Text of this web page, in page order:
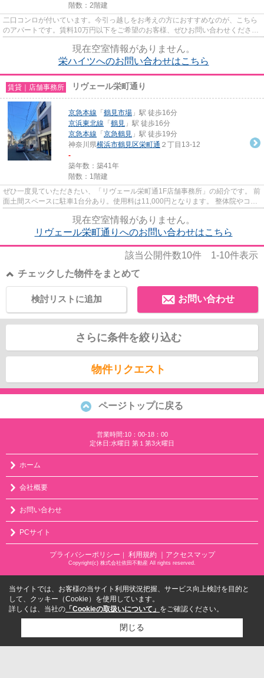
階数：2階建
二口コンロが付いています。今引っ越しをお考えの方におすすめなのが、こちら
のアパートです。賃料10万円以下をご希望のお客様、ぜひお問い合わせくださ
現在空室情報がありません。
栄ハイツへのお問い合わせはこちら
賃貸｜店舗事務所 リヴェール栄町通り
京急本線 「 鶴見市場 」駅 徒歩16分
京浜東北線 「 鶴見 」駅 徒歩16分
京急本線 「 京急鶴見 」駅 徒歩19分
神奈川県横浜市鶴見区栄町通 ２丁目13-12
-
築年数：築41年
階数：1階建
ぜひ一度見ていただきたい、「リヴェール栄町通1F店舗事務所」の紹介です。 前
面土間スペースに駐車1台分あり。使用料は11,000円となります。 整体院やコイ
現在空室情報がありません。
リヴェール栄町通りへのお問い合わせはこちら
該当公開件数10件 1-10件表示
チェックした物件をまとめて
お問い合わせ
検討リストに追加
さらに条件を絞り込む
物件リクエスト
ページトップに戻る
営業時間:10：00-18：00
定休日:水曜日 第１第3火曜日
ホーム
会社概要
お問い合わせ
PCサイト
プライバシーポリシー ｜ 利用規約 ｜アクセスマップ
Copyright(c) 株式会社依田不動産 All rights reserved.
当サイトでは、お客様の当サイト利用状況把握、サービス向上検討を目的と
して、クッキー（Cookie）を使用しています。
詳しくは、当社の 「Cookieの取扱いについて」 をご確認ください。
閉じる